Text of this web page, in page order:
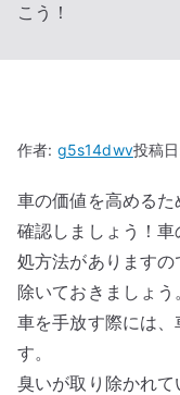
こう！
作者: g5s14dwv投稿
車の価値を高める
確認しましょう！
処方法があります
除いておきましょう
車を手放す際には
す。
臭いが取り除かれ